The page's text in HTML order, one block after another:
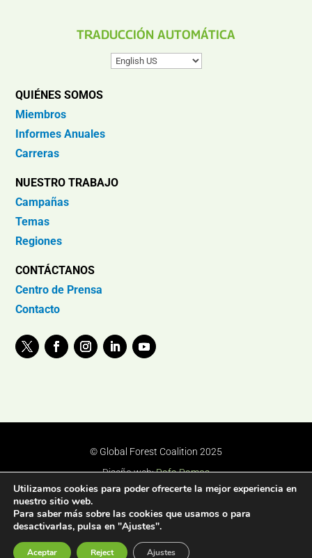
TRADUCCIÓN AUTOMÁTICA
QUIÉNES SOMOS
Miembros
Informes Anuales
Carreras
NUESTRO TRABAJO
Campañas
Temas
Regiones
CONTÁCTANOS
Centro de Prensa
Contacto
© Global Forest Coalition 2025
Diseño web:Rafa Ramos
Utilizamos cookies para poder ofrecerte la mejor experiencia en
nuestro sitio web.
Para saber más sobre las cookies que usamos o para
desactivarlas, pulsa en "Ajustes".
Aceptar Reject Ajustes